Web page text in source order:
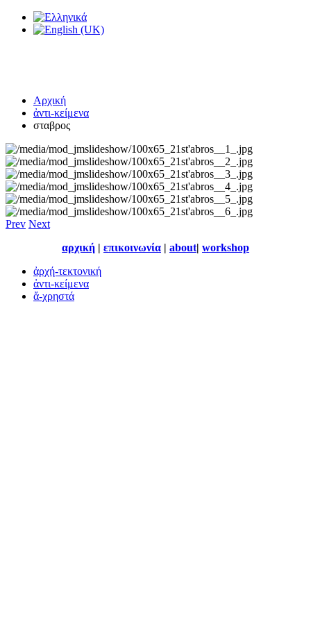
Αρχική
ἀντι-κείμενα
σταβρος
Prev Next
αρχική | επικοινωνία | about| workshop
ἀρχή-τεκτονική
ἀντι-κείμενα
ἄ-χρηστά